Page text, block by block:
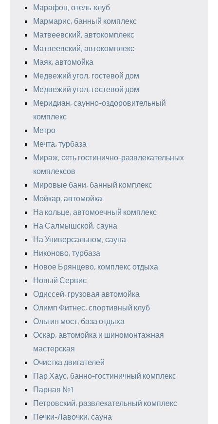
Марафон, отель-клуб
Мармарис, банный комплекс
Матвеевский, автокомплекс
Матвеевский, автокомплекс
Маяк, автомойка
Медвежий угол, гостевой дом
Медвежий угол, гостевой дом
Меридиан, саунно-оздоровительный
комплекс
Метро
Мечта, турбаза
Мираж, сеть гостинично-развлекательных
комплексов
Мировые бани, банный комплекс
Мойкар, автомойка
На кольце, автомоечный комплекс
На Салмышской, сауна
На Универсальном, сауна
Никоново, турбаза
Новое Брянцево, комплекс отдыха
Новый Сервис
Одиссей, грузовая автомойка
Олимп Фитнес, спортивный клуб
Ольгин мост, база отдыха
Оскар, автомойка и шиномонтажная
мастерская
Очистка двигателей
Пар Хаус, банно-гостиничный комплекс
Парная №1
Петровский, развлекательный комплекс
Печки-Лавочки, сауна